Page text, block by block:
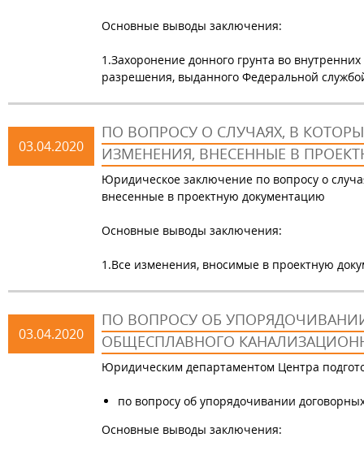
Основные выводы заключения:
1.Захоронение донного грунта во
разрешения, выданного Федеральной
03.04.2020
ПО ВОПРОСУ О СЛУЧАЯХ, В
ИЗМЕНЕНИЯ, ВНЕСЕННЫЕ В
Юридическое заключение по вопросу о
внесенные в проектную документацию
Основные выводы заключения:
1.Все изменения, вносимые в проектную
03.04.2020
ПО ВОПРОСУ ОБ
ОБЩЕСПЛАВНОГО
Юридическим департаментом Центра
по вопросу об упорядочивании
Основные выводы заключения: